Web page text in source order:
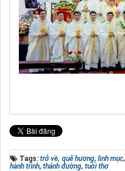
Tags:trở về, quê hương,linh mục,
hành trình, thánh đường, tuổi thơ